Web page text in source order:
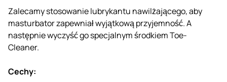
Zalecamy stosowanie lubrykantu nawilżającego, aby
masturbator zapewniał wyjątkową przyjemność. A
następnie wyczyść go specjalnym środkiem Toe-
Cleaner.
Cechy: